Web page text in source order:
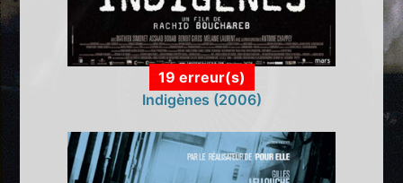
19 erreur(s)
Indigènes (2006)